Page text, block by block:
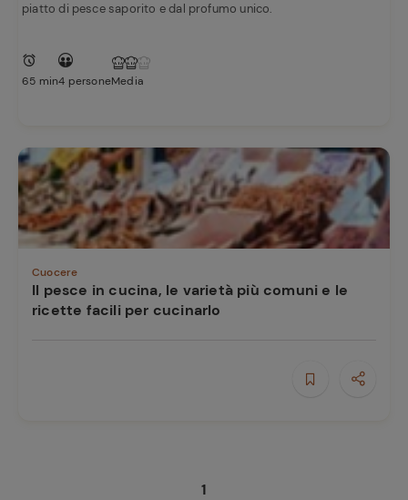
piatto di pesce saporito e dal profumo unico.
65 min4 personeMedia
Cuocere
Il pesce in cucina, le varietà più comuni e le
ricette facili per cucinarlo
1